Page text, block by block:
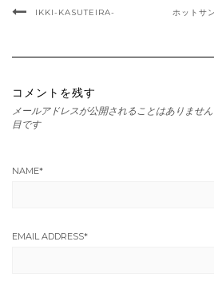
IKKI-KASUTEIRA- ホットサ
コメントを残す
メールアドレスが公開されることはありません
目です
NAME*
EMAIL ADDRESS*